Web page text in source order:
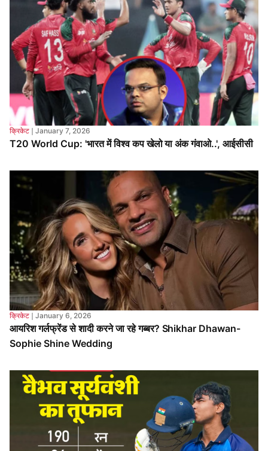
क्रिकेट❘January 7, 2026
T20 World Cup: 'भारत में विश्व कप खेलो या अंक गंवाओ..', आईसीसी
क्रिकेट ❘January 6, 2026
आयरिश गर्लफ्रेंड से शादी करने जा रहे गब्बर? Shikhar Dhawan-
Sophie Shine Wedding
December 24, 2025